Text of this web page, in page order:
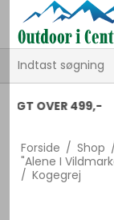
Forside / Shop
"Alene I
/ Kogegrej